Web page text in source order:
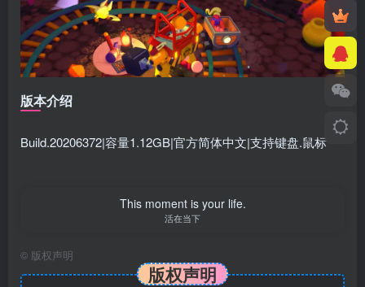
版本介绍
Build.20206372|容量1.12GB|官方简体中文|支持键盘.鼠标
This moment is your life.
活在当下
© 版权声明
版权声明